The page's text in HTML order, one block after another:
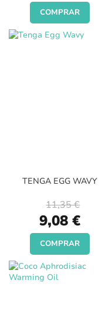
COMPRAR
TENGA EGG WAVY
Special
Price
9,08 €
11,35 €
COMPRAR